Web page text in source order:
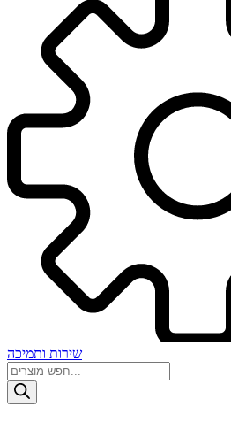
שירות ותמיכה
Products
search